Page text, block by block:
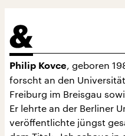
Philip Kovce, geboren
forscht an den
Freiburg im Breisgau
Er lehrte an der Berliner
veröffentlichte jüngst